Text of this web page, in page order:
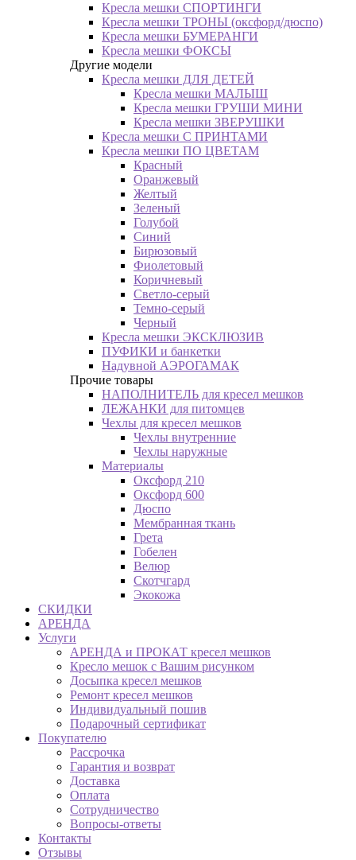
Кресла мешки СПОРТИНГИ
Кресла мешки ТРОНЫ (оксфорд/дюспо)
Кресла мешки БУМЕРАНГИ
Кресла мешки ФОКСЫ
Другие модели
Кресла мешки ДЛЯ ДЕТЕЙ
Кресла мешки МАЛЫШ
Кресла мешки ГРУШИ МИНИ
Кресла мешки ЗВЕРУШКИ
Кресла мешки С ПРИНТАМИ
Кресла мешки ПО ЦВЕТАМ
Красный
Оранжевый
Желтый
Зеленый
Голубой
Синий
Бирюзовый
Фиолетовый
Коричневый
Светло-серый
Темно-серый
Черный
Кресла мешки ЭКСКЛЮЗИВ
ПУФИКИ и банкетки
Надувной АЭРОГАМАК
Прочие товары
НАПОЛНИТЕЛЬ для кресел мешков
ЛЕЖАНКИ для питомцев
Чехлы для кресел мешков
Чехлы внутренние
Чехлы наружные
Материалы
Оксфорд 210
Оксфорд 600
Дюспо
Мембранная ткань
Грета
Гобелен
Велюр
Скотчгард
Экокожа
СКИДКИ
АРЕНДА
Услуги
АРЕНДА и ПРОКАТ кресел мешков
Кресло мешок с Вашим рисунком
Досыпка кресел мешков
Ремонт кресел мешков
Индивидуальный пошив
Подарочный сертификат
Покупателю
Рассрочка
Гарантия и возврат
Доставка
Оплата
Сотрудничество
Вопросы-ответы
Контакты
Отзывы